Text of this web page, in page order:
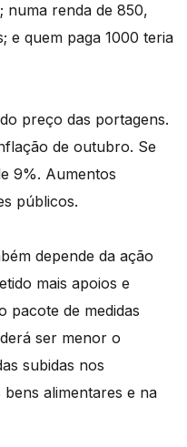
numa renda de 850,
e quem paga 1000 teria
preço das portagens.
de outubro. Se
9%. Aumentos
públicos.
depende da ação
mais apoios e
pacote de medidas
ser menor o
subidas nos
alimentares e na